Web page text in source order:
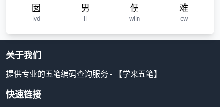
囡
lvd
男
ll
侽
wlln
难
cw
关于我们
提供专业的五笔编码查询服务 - 【学来五笔】
快速链接